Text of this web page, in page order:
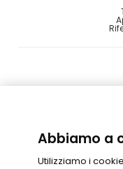
Abbiamo a
Utilizziamo i